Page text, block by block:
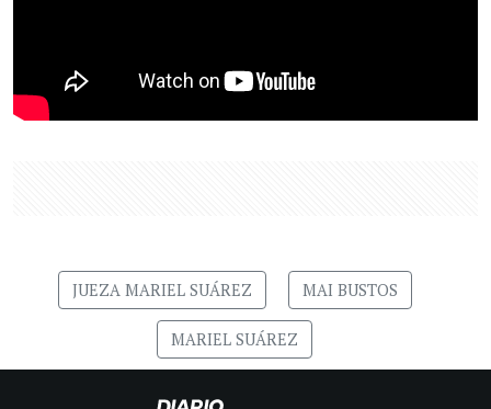
JUEZA MARIEL SUÁREZ MAI BUSTOS
MARIEL SUÁREZ